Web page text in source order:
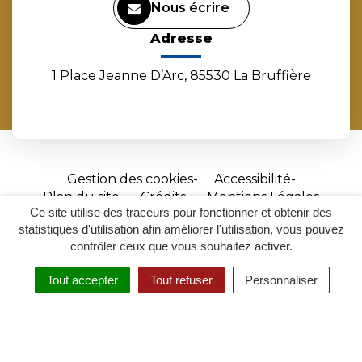
Ce site utilise des traceurs pour fonctionner et obtenir des
statistiques d'utilisation afin améliorer l'utilisation, vous pouvez
contrôler ceux que vous souhaitez activer.
Tout accepter Tout refuser Personnaliser
RECHERCHER
ACCESSIBILITÉ
Nous écrire
Adresse
1 Place Jeanne D’Arc, 85530 La Bruffière
Gestion des cookies
Accessibilité
Plan du site
Crédits
Mentions Légales
Site
réalisé
par
Inovagora